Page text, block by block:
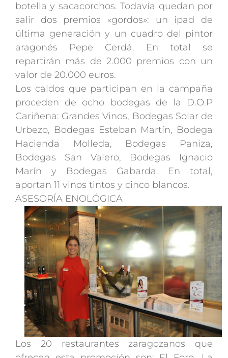
botella y sacacorchos. Todavía quedan por
salir dos premios «gordos»: un ipad de
última generación y un cuadro del pintor
aragonés Pepe Cerdá. En total se
repartirán más de 2.000 premios con un
valor de 20.000 euros.
Los caldos que participan en la campaña
proceden de ocho bodegas de la D.O.P
Cariñena: Grandes Vinos, Bodegas Solar de
Urbezo, Bodegas Esteban Martín, Bodega
Hacienda Molleda, Bodegas Paniza,
Bodegas San Valero, Bodegas Ignacio
Marín y Bodegas Gabarda. En total,
aportan 11 vinos tintos y cinco blancos.
ASESORÍA ENOLÓGICA
Los 20 restaurantes zaragozanos que